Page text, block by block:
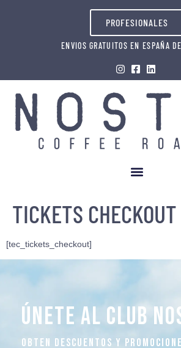
PROFESIONALES
ENVIOS GRATUITOS EN ESPAÑA
TICKETS CHECKOUT
[tec_tickets_checkout]
ÚNETE AL CLUB
OBTEN DESCUENTOS Y